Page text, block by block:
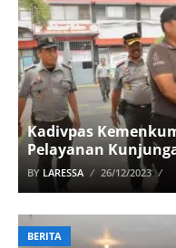
Kadivpas
Pelayanan
BY LARESSA 26/12/2023
BERITA